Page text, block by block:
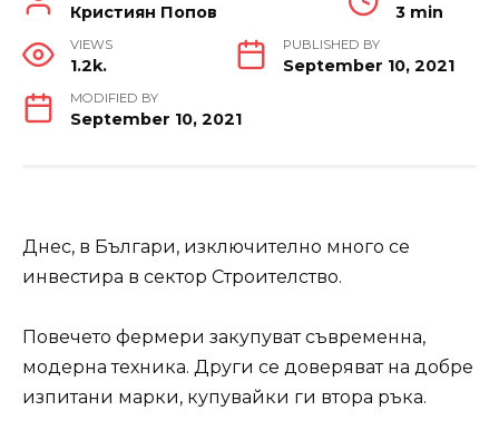
Кристиян Попов 3 min
VIEWS
1.2k.
PUBLISHED BY
September 10, 2021
MODIFIED BY
September 10, 2021
Днес, в Българи, изключително много се
инвестира в сектор Строителство.
Повечето фермери закупуват съвременна,
модерна техника. Други се доверяват на добре
изпитани марки, купувайки ги втора ръка.